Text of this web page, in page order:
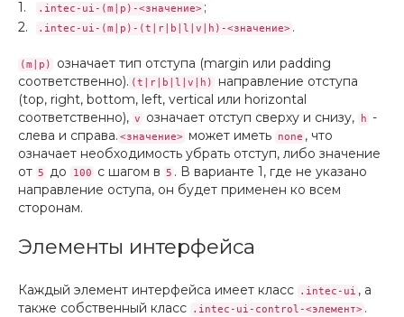
.intec-ui-(m|p)-<значение> ;
.intec-ui-(m|p)-(t|r|b|l|v|h)-<значение> .
(m|p)
означает тип отступа (margin или padding
соответственно). (t|r|b|l|v|h)
направление отступа
(top, right, bottom, left, vertical или horizontal
соответственно), v означает отступ сверху и снизу, h -
слева и справа. <значение> может иметь none , что
означает необходимость убрать отступ, либо значение
от 5 до 100 с шагом в 5 . В варианте 1, где не указано
направление оступа, он будет применен ко всем
сторонам.
Элементы интерфейса
Каждый элемент интерфейса имеет класс .intec-ui , а
также собственный класс
.intec-ui-control-<элемент> .